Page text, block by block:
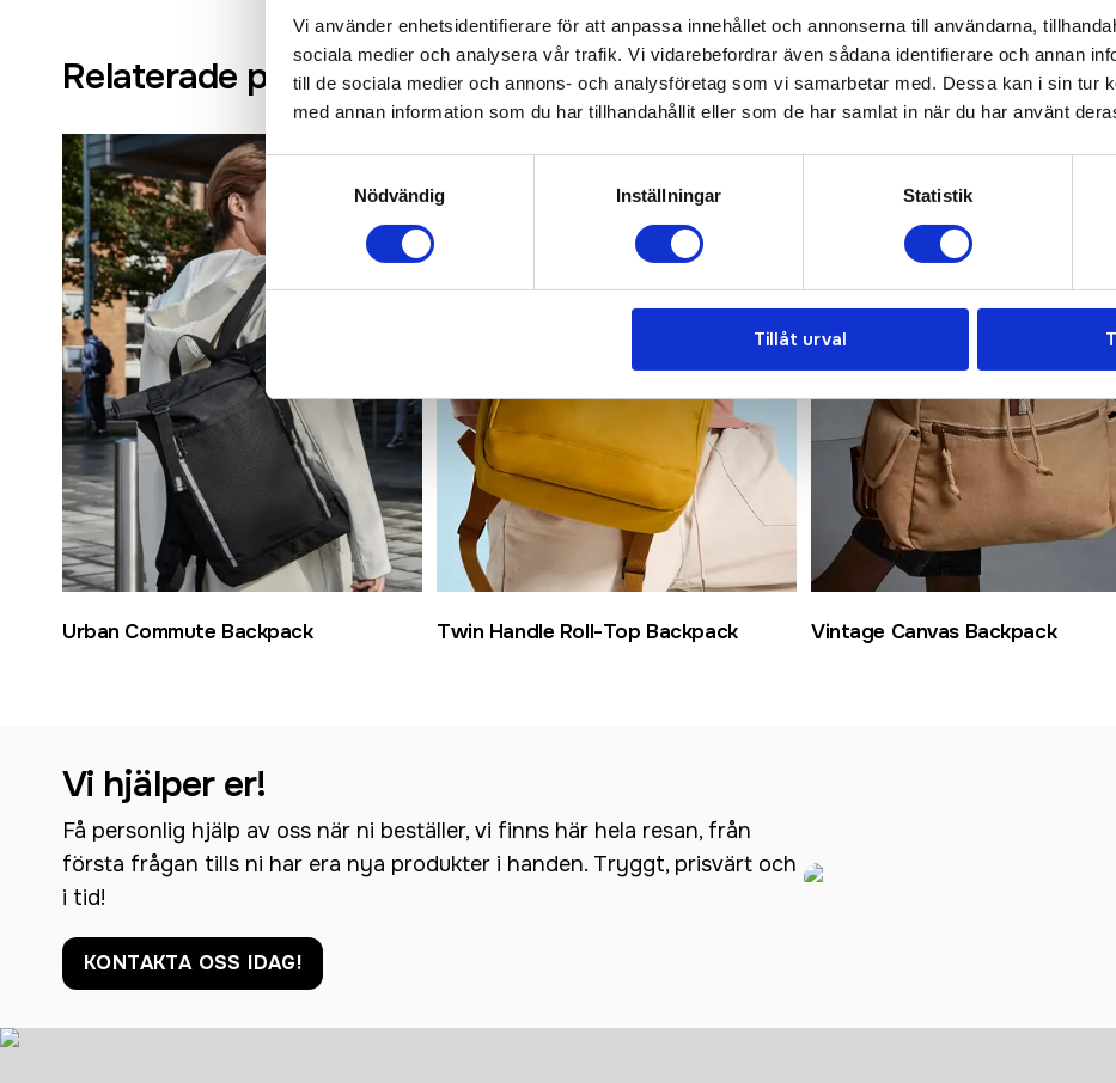
Vi använder enhetsidentifierare för att anpassa innehållet och annonserna till användarna,
sociala medier och analysera vår trafik. Vi vidarebefordrar även sådana identifierare och annan
till de sociala medier och annons- och analysföretag som vi samarbetar med. Dessa kan i sin tur
med annan information som du har tillhandahållit eller som de har samlat in när du har använt
Samtyckesval
Nödvändig
Inställningar Statistik
Tillåt urval
Relaterade produkter
Urban Commute Backpack Twin Handle Roll-Top Backpack Vintage Canvas Backpack
Vi hjälper er!
Få personlig hjälp av oss när ni beställer, vi finns här hela resan, från
första frågan tills ni har era nya produkter i handen. Tryggt, prisvärt och
i tid!
KONTAKTA OSS IDAG!